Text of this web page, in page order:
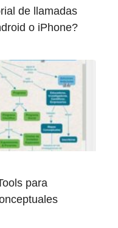
de llamadas
o iPhone?
para